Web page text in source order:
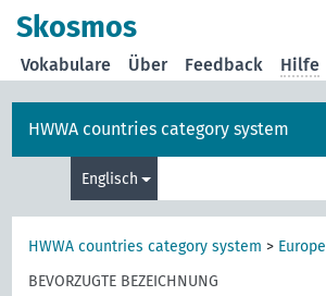
Skosmos
Vokabulare Über Feedback Hilfe
HWWA countries category system
Englisch
HWWA countries category system > Europe
BEVORZUGTE BEZEICHNUNG